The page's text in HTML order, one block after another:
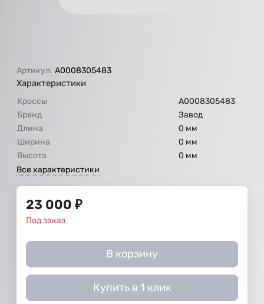
Артикул: A0008305483
Характеристики
Кроссы
A0008305483
Бренд
Завод
Длина
0 мм
Ширина
0 мм
Высота
0 мм
Все характеристики
23 000 ₽
Под заказ
В корзину
Купить в 1 клик